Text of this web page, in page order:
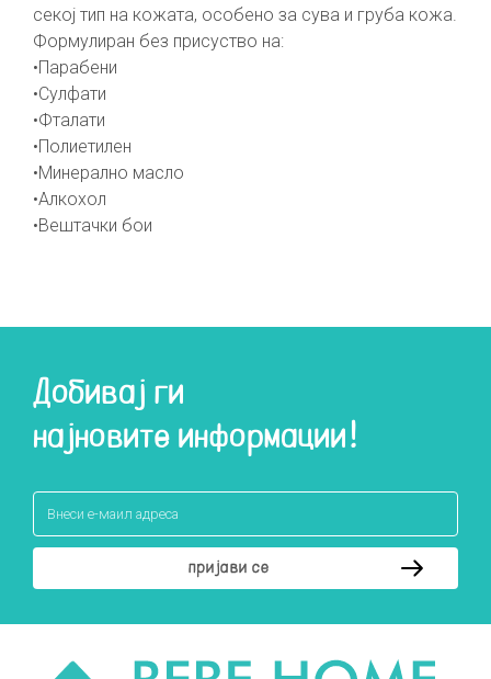
секој тип на кожата, особено за сува и груба кожа.
Формулиран без присуство на:
•Парабени
•Сулфати
•Фталати
•Полиетилен
•Минерално масло
•Алкохол
•Вештачки бои
Добивај ги
најновите информации!